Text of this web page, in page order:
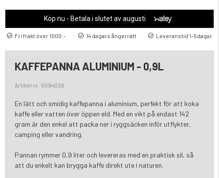
Köp nu - Betala i slutet av augusti
Fri frakt över 1000:- 14 dagars ångerrätt Leveranstid 1-5dagar
KAFFEPANNA ALUMINIUM - 0,9L
Artikel nr. 5094026
En lätt och smidig kaffepanna i aluminium, perfekt för att koka
kaffe eller vatten över öppen eld. Med en vikt på endast 142
gram är den enkel att packa ner i ryggsäcken inför utflykter,
camping eller vandring.
Pannan rymmer 0,9 liter och levereras med en praktisk sil, så
att du enkelt kan brygga kaffe direkt ute i naturen.